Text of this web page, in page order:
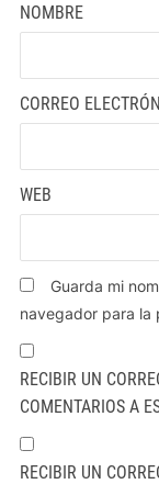
NOMBRE
CORREO
WEB
Guarda mi
navegador para la
RECIBIR UN
COMENTARIOS A
RECIBIR UN